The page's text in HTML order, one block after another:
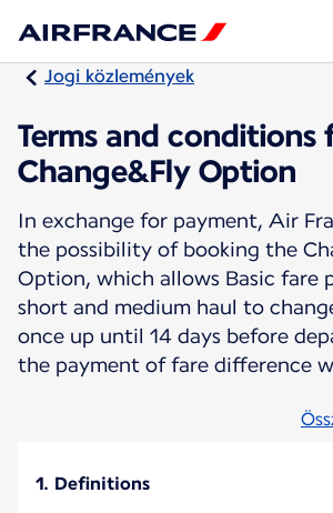
Jogi közlemények
Terms and conditions
Change&Fly Option
In exchange for payment, Air
the possibility of booking the
Option, which allows Basic fare
short and medium haul to
once up until 14 days before
the payment of fare difference
1. Definitions